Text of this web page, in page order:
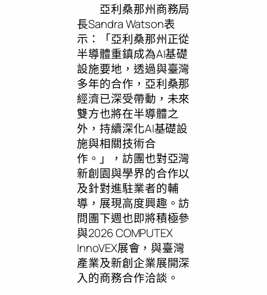
亞利桑那州商務局
長Sandra Watson表
示：「亞利桑那州正從
半導體重鎮成為AI基礎
設施要地，透過與臺灣
多年的合作，亞利桑那
經濟已深受帶動，未來
雙方也將在半導體之
外，持續深化AI基礎設
施與相關技術合
作。」，訪團也對亞灣
新創園與學界的合作以
及針對進駐業者的輔
導，展現高度興趣。訪
問團下週也即將積極參
與2026 COMPUTEX
InnoVEX展會，與臺灣
產業及新創企業展開深
入的商務合作洽談。